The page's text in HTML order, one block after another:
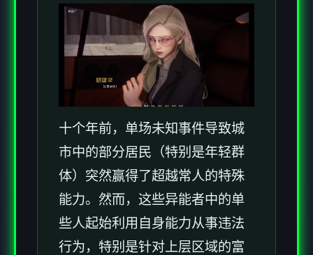
十个年前，单场未知事件导致城
市中的部分居民（特别是年轻群
体）突然赢得了超越常人的特殊
能力。然而，这些异能者中的单
些人起始利用自身能力从事违法
行为，特别是针对上层区域的富